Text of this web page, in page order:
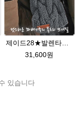
제이드28★발렌타인울 남녀 커플 목도리뜨기 뜨개질
31,600원
있습니다